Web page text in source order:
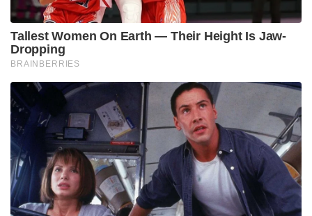
Tallest Women On Earth — Their Height Is Jaw-
Dropping
BRAINBERRIES